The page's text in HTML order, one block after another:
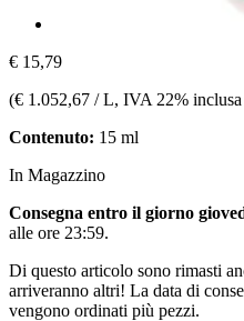
€ 15,79
(€ 1.052,67 / L, IVA 22% inclusa
Contenuto: 15 ml
In Magazzino
Consegna entro il giorno
alle ore 23:59.
Di questo articolo sono rimasti
arriveranno altri! La data di
vengono ordinati più pezzi.